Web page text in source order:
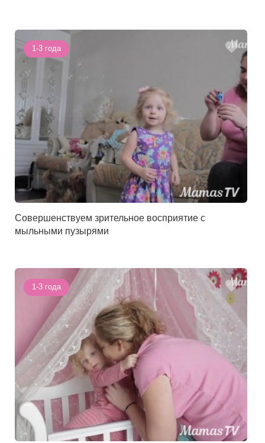
1-3 года
Совершенствуем зрительное восприятие с
мыльными пузырями
1-3 года